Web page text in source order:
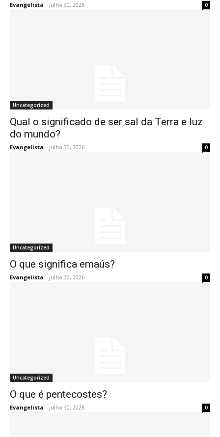
Evangelista - julho 30, 2026 0
Uncategorized
Qual o significado de ser sal da Terra e luz
do mundo?
Evangelista - julho 30, 2026 0
Uncategorized
O que significa emaús?
Evangelista - julho 30, 2026 0
Uncategorized
O que é pentecostes?
Evangelista - julho 30, 2026 0